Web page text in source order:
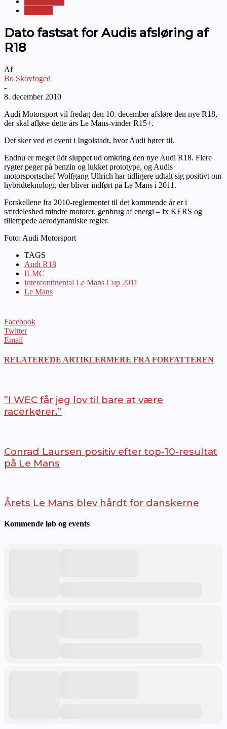
Dato fastsat for Audis afsløring af
R18
Af
Bo Skovfoged
-
8. december 2010
Audi Motorsport vil fredag den 10. december afsløre den nye R18,
der skal afløse dette års Le Mans-vinder R15+.
Det sker ved et event i Ingolstadt, hvor Audi hører til.
Endnu er meget lidt sluppet ud omkring den nye Audi R18. Flere
rygter peger på benzin og lukket prototype, og Audis
motorsportschef Wolfgang Ullrich har tidligere udtalt sig positivt om
hybridteknologi, der bliver indført på Le Mans i 2011.
Forskellene fra 2010-reglementet til det kommende år er i
særdeleshed mindre motorer, genbrug af energi – fx KERS og
tillempede aerodynamiske regler.
Foto: Audi Motorsport
TAGS
Audi R18
ILMC
Intercontinental Le Mans Cup 2011
Le Mans
Facebook
Twitter
Email
RELATEREDE ARTIKLERMERE FRA FORFATTEREN
”I WEC får jeg lov til bare at være
racerkører.”
Conrad Laursen positiv efter top-10-resultat
på Le Mans
Årets Le Mans blev hårdt for danskerne
Kommende løb og events